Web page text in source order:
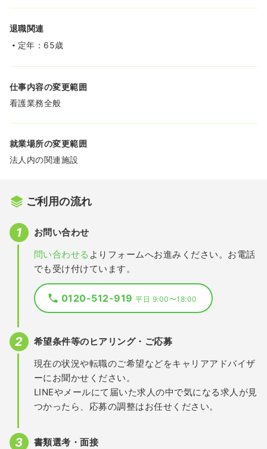
退職関連
定年：65歳
仕事内容の変更範囲
看護業務全般
就業場所の変更範囲
法人内の関連施設
ご利用の流れ
お問い合わせ
問い合わせる よりフォームへお進みください。お電話
でも受け付けています。
0120-512-919平日 9:00〜18:00
希望条件等のヒアリング・ご応募
現在の状況や転職のご希望などをキャリアアドバイザ
ーにお聞かせください。
LINEやメールにて届いた求人の中で気になる求人が見
つかったら、応募の調整はお任せください。
書類選考・面接